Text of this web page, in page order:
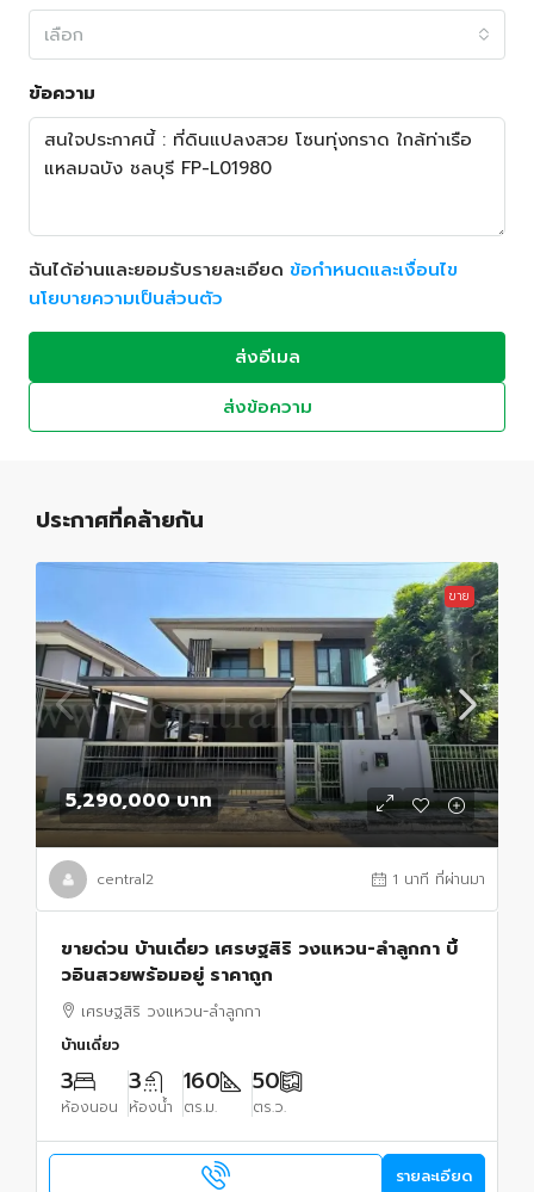
เลือก
ข้อความ
ฉันได้อ่านและยอมรับรายละเอียด ข้อกำหนดและเงื่อนไข
นโยบายความเป็นส่วนตัว
ส่งอีเมล
ส่งข้อความ
ประกาศที่คล้ายกัน
ขาย
5,290,000 บาท
central2 1 นาที ที่ผ่านมา
ขายด่วน บ้านเดี่ยว เศรษฐสิริ วงแหวน-ลำลูกกา บิ้
วอินสวยพร้อมอยู่ ราคาถูก
เศรษฐสิริ วงแหวน-ลําลูกกา
บ้านเดี่ยว
3
ห้องนอน
3
ห้องน้ำ
160
ตร.ม.
50
ตร.ว.
รายละเอียด